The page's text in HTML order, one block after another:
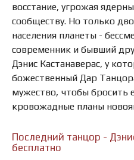
восстание, угрожая
сообществу. Но только
населения планеты -
современник и бывший
Дэнис Кастанаверас, у
божественный Дар
мужество, чтобы бросить
кровожадные планы
Последний танцор -
бесплатно